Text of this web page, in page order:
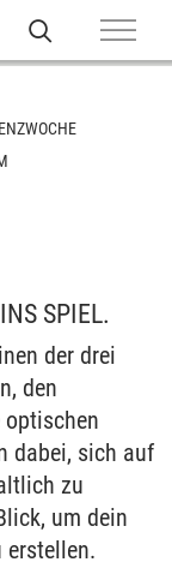
SPIEL.
der drei
den
dabei, sich auf
zu
um dein
erstellen.